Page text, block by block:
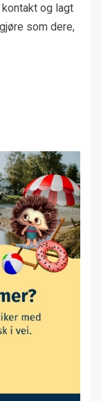
og lagt
som dere,